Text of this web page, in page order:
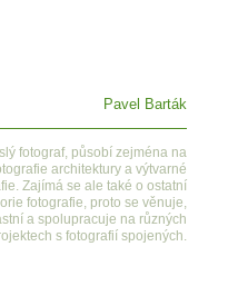
Pavel Barták
fotograf, působí zejména na
architektury a výtvarné
Zajímá se ale také o ostatní
fotografie, proto se věnuje,
a spolupracuje na různých
s fotografií spojených.